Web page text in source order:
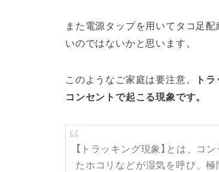
また電源タップを用いてタコ足
いのではないかと思います。
このようなご家庭は要注意。
ト
コンセントで起こる現象です。
【トラッキング現象】とは、
たホコリなどが湿気を呼び、